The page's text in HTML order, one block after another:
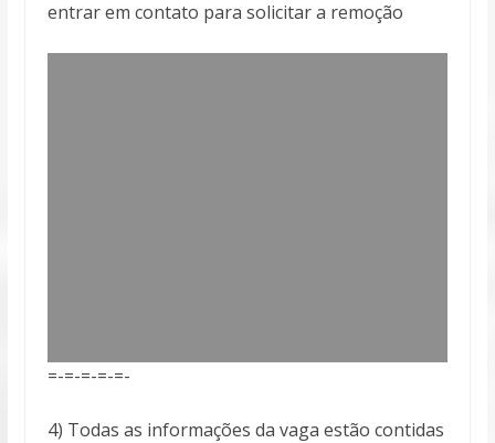
entrar em contato para solicitar a remoção
=-=-=-=-=-
4) Todas as informações da vaga estão contidas